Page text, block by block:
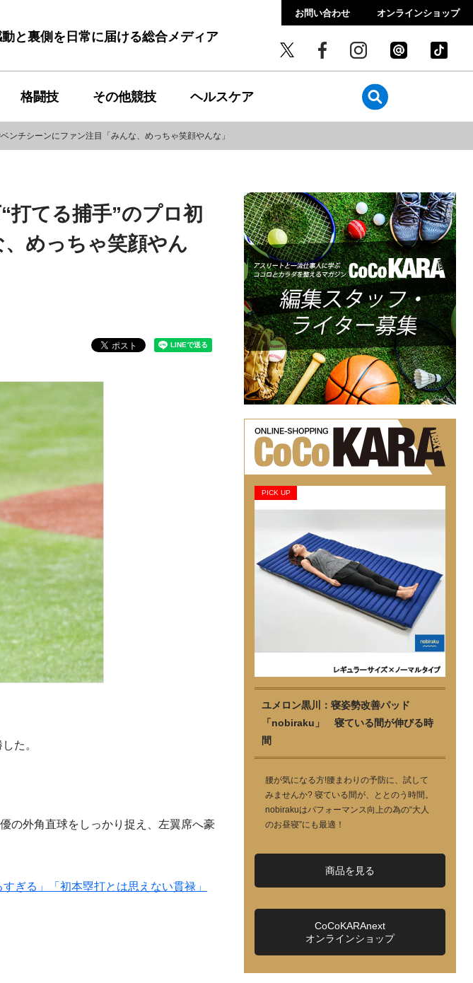
と裏側を日常に届ける総合メディア
お問い合わせ オンラインショップ
格闘技 その他競技 ヘルスケア
ンチシーンにファン注目「みんな、めっちゃ笑顔やんな」
打てる捕手”のプロ初
めっちゃ笑顔やん
た。
の外角直球をしっかり捉え、左翼席へ豪
ぎる」「初本塁打とは思えない貫禄」
PICK UP
ユメロン黒川：寝姿勢改善パッド
「nobiraku」 寝ている間が伸びる時
間
腰が気になる方!腰まわりの予防に、試して
みませんか? 寝ている間が、ととのう時間。
nobirakuはパフォーマンス向上の為の“大人
のお昼寝”にも最適！
商品を見る
CoCoKARAnext
オンラインショップ